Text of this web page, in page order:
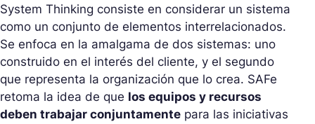
System Thinking consiste en considerar un sistema
como un conjunto de elementos interrelacionados.
Se enfoca en la amalgama de dos sistemas: uno
construido en el interés del cliente, y el segundo
que representa la organización que lo crea. SAFe
retoma la idea de que los equipos y recursos
deben trabajar conjuntamente para las iniciativas